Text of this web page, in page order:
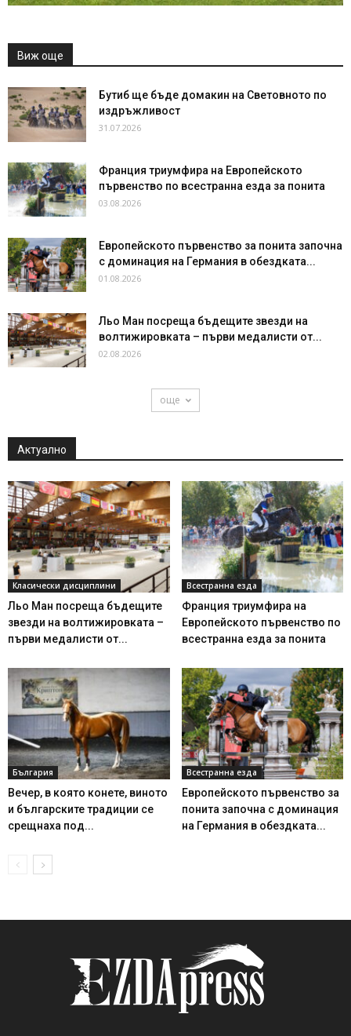
Виж още
Бутиб ще бъде домакин на Световното по
издръжливост
31.07.2026
Франция триумфира на Европейското
първенство по всестранна езда за понита
03.08.2026
Европейското първенство за понита започна
с доминация на Германия в обездката...
01.08.2026
Льо Ман посреща бъдещите звезди на
волтижировката – първи медалисти от...
02.08.2026
още
Актуално
Класически дисциплини
Льо Ман посреща бъдещите
звезди на волтижировката –
първи медалисти от...
Всестранна езда
Франция триумфира на
Европейското първенство по
всестранна езда за понита
България
Вечер, в която конете, виното
и българските традиции се
срещнаха под...
Всестранна езда
Европейското първенство за
понита започна с доминация
на Германия в обездката...